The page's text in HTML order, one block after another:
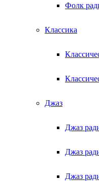
Фолк
Классика
Джаз
Джаз
Джаз
Джаз